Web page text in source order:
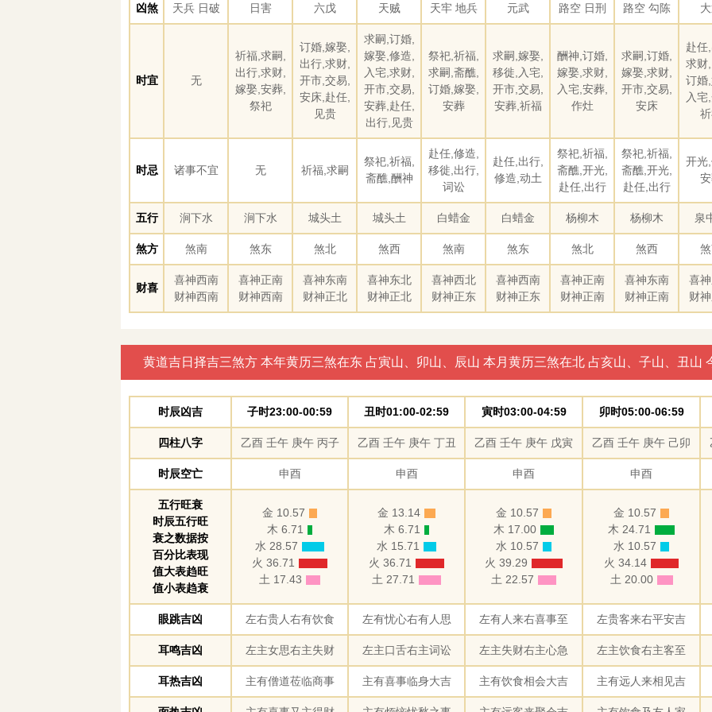
凶煞 天兵 日破 日害 六戊 天贼 天牢 地兵 元武 路空 日刑 路空 勾陈
时宜 无
祈福,求嗣,
出行,求财,
嫁娶,安葬,
祭祀
订婚,嫁娶,
出行,求财,
开市,交易,
安床,赴任,
见贵
求嗣,订婚,
嫁娶,修造,
入宅,求财,
开市,交易,
安葬,赴任,
出行,见贵
祭祀,祈福,
求嗣,斋醮,
订婚,嫁娶,
安葬
求嗣,嫁娶,
移徙,入宅,
开市,交易,
安葬,祈福
酬神,订婚,
嫁娶,求财,
入宅,安葬,
作灶
求嗣,订婚,
嫁娶,求财,
开市,交易,
安床
赴任
求财
订婚
入宅
时忌 诸事不宜 无 祈福,求嗣
祭祀,祈福,
斋醮,酬神
赴任,修造,
移徙,出行,
词讼
赴任,出行,
修造,动土
祭祀,祈福,
斋醮,开光,
赴任,出行
祭祀,祈福,
斋醮,开光,
赴任,出行
开光
五行 涧下水 涧下水 城头土 城头土 白蜡金 白蜡金 杨柳木 杨柳木 泉
煞方 煞南 煞东 煞北 煞西 煞南 煞东 煞北 煞西
财喜
喜神西南
财神西南
喜神正南
财神西南
喜神东南
财神正北
喜神东北
财神正北
喜神西北
财神正东
喜神西南
财神正东
喜神正南
财神正南
喜神东南
财神正南
喜
财
黄道吉日择吉三煞方 本年黄历三煞在东 占寅山、卯山、辰山 本月黄历三煞在北 占亥山、子山、丑山
时辰凶吉 子时23:00-00:59 丑时01:00-02:59 寅时03:00-04:59 卯时05:00-06:59
四柱八字 乙酉 壬午 庚午 丙子 乙酉 壬午 庚午 丁丑 乙酉 壬午 庚午 戊寅 乙酉 壬午 庚午 己卯
时辰空亡 申酉 申酉 申酉 申酉
五行旺衰
时辰五行旺
衰之数据按
百分比表现
值大表趋旺
值小表趋衰
金 10.57
木 6.71
水 28.57
火 36.71
土 17.43
金 13.14
木 6.71
水 15.71
火 36.71
土 27.71
金 10.57
木 17.00
水 10.57
火 39.29
土 22.57
金 10.57
木 24.71
水 10.57
火 34.14
土 20.00
眼跳吉凶 左右贵人右有饮食 左有忧心右有人思 左有人来右喜事至 左贵客来右平安吉
耳鸣吉凶 左主女思右主失财 左主口舌右主词讼 左主失财右主心急 左主饮食右主客至
耳热吉凶 主有僧道莅临商事 主有喜事临身大吉 主有饮食相会大吉 主有远人来相见吉